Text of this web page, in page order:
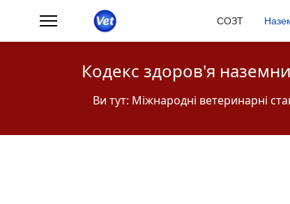
СОЗТ
Кодекс здоров'я
Ви тут: Міжнародні ветеринарні